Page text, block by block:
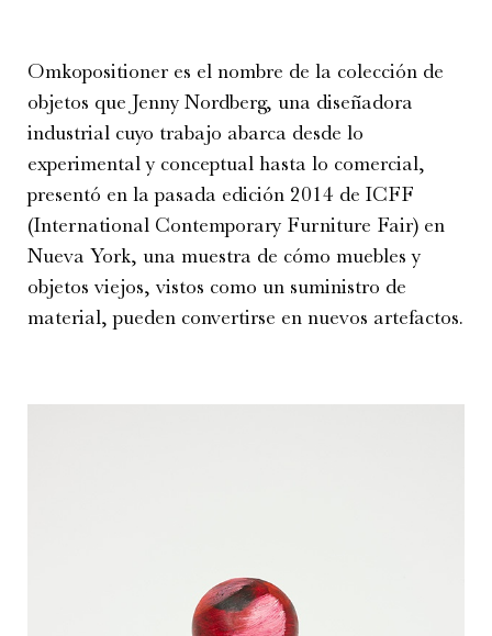
Omkopositioner es el nombre de la colección de
objetos que Jenny Nordberg, una diseñadora
industrial cuyo trabajo abarca desde lo
experimental y conceptual hasta lo comercial,
presentó en la pasada edición 2014 de ICFF
(International Contemporary Furniture Fair) en
Nueva York, una muestra de cómo muebles y
objetos viejos, vistos como un suministro de
material, pueden convertirse en nuevos artefactos.